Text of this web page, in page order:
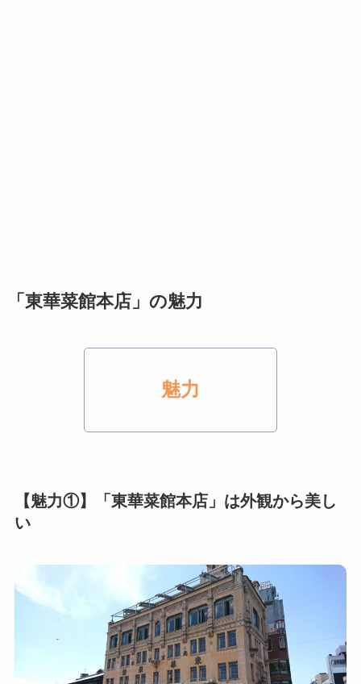
「東華菜館本店」の魅力
魅力
【魅力①】「東華菜館本店」は外観から美し
い